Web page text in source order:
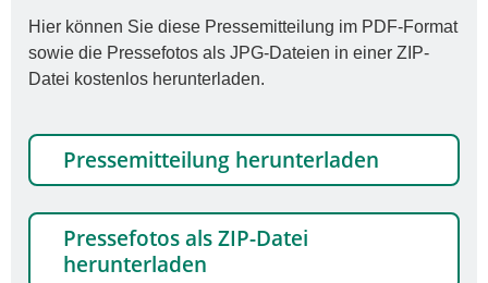
Hier können Sie diese Pressemitteilung im PDF-Format
sowie die Pressefotos als JPG-Dateien in einer ZIP-
Datei kostenlos herunterladen.
Pressemitteilung herunterladen
Pressefotos als ZIP-Datei
herunterladen